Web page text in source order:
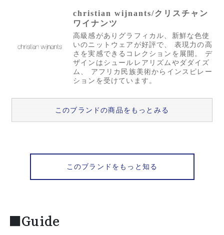
christian wijnants/クリスチャン
ワイナンツ
高級感がありグラフィカル、新鮮な色使
いのニットウェアが好評で、 表現力の高
さを実感できるコレクションを展開。 デ
ザインはシュールレアリズムやダダイズ
ム、 アフリカ民族美術からインスピレー
ションを受けています。
このブランドの商品をもっとみる
このブランドをもっと知る
■Guide